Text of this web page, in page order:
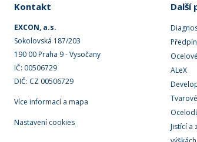
Kontakt
EXCON, a.s.
Sokolovská 187/203
190 00 Praha 9 - Vysočany
IČ: 00506729
DIČ: CZ 00506729
Více informací a mapa
Nastavení cookies
Další
ALeX
Jistící a